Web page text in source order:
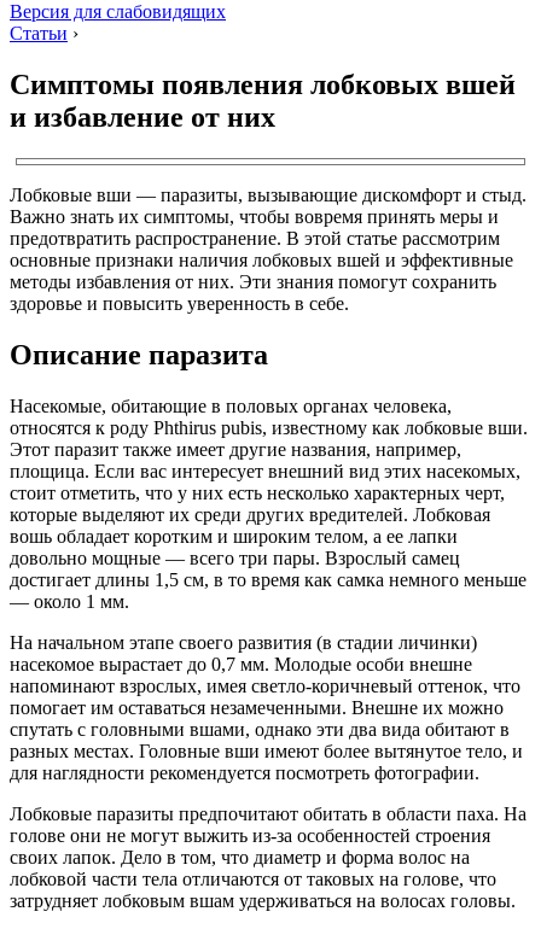
Версия для слабовидящих
Статьи ›
Симптомы появления лобковых вшей
и избавление от них
Лобковые вши — паразиты, вызывающие дискомфорт и стыд.
Важно знать их симптомы, чтобы вовремя принять меры и
предотвратить распространение. В этой статье рассмотрим
основные признаки наличия лобковых вшей и эффективные
методы избавления от них. Эти знания помогут сохранить
здоровье и повысить уверенность в себе.
Описание паразита
Насекомые, обитающие в половых органах человека,
относятся к роду Phthirus pubis, известному как лобковые вши.
Этот паразит также имеет другие названия, например,
площица. Если вас интересует внешний вид этих насекомых,
стоит отметить, что у них есть несколько характерных черт,
которые выделяют их среди других вредителей. Лобковая
вошь обладает коротким и широким телом, а ее лапки
довольно мощные — всего три пары. Взрослый самец
достигает длины 1,5 см, в то время как самка немного меньше
— около 1 мм.
На начальном этапе своего развития (в стадии личинки)
насекомое вырастает до 0,7 мм. Молодые особи внешне
напоминают взрослых, имея светло-коричневый оттенок, что
помогает им оставаться незамеченными. Внешне их можно
спутать с головными вшами, однако эти два вида обитают в
разных местах. Головные вши имеют более вытянутое тело, и
для наглядности рекомендуется посмотреть фотографии.
Лобковые паразиты предпочитают обитать в области паха. На
голове они не могут выжить из-за особенностей строения
своих лапок. Дело в том, что диаметр и форма волос на
лобковой части тела отличаются от таковых на голове, что
затрудняет лобковым вшам удерживаться на волосах головы.